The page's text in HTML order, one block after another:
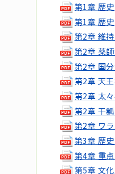
第1章 歴
第1章 歴
第2章 維
第2章 薬
第2章 国
第2章 天
第2章 太
第2章 干
第2章 ワ
第3章 歴
第4章 重
第5章 文